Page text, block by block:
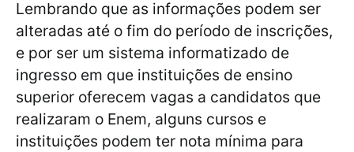
Lembrando que as informações podem ser
alteradas até o fim do período de inscrições,
e por ser um sistema informatizado de
ingresso em que instituições de ensino
superior oferecem vagas a candidatos que
realizaram o Enem, alguns cursos e
instituições podem ter nota mínima para